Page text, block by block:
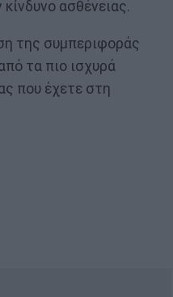
κίνδυνο ασθένειας.
της συμπεριφοράς
τα πιο ισχυρά
που έχετε στη